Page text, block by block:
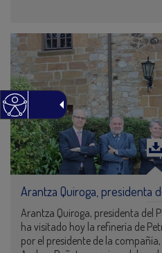
Arantza Quiroga, presidenta
Arantza Quiroga, presidenta del
ha visitado hoy la refinería de
por el presidente de la